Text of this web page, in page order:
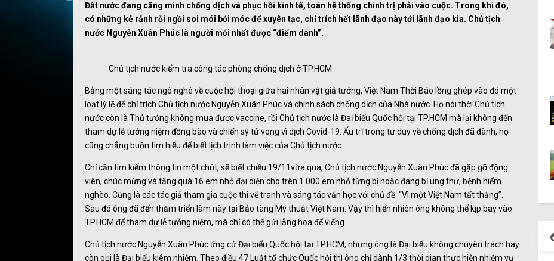
Đất nước đang căng mình chống dịch và phục hồi kinh tế, toàn hệ thống chính trị phải vào cuộc. Trong khi đó,
có những kẻ rảnh rỗi ngồi soi mói bới móc để xuyên tạc, chỉ trích hết lãnh đạo này tới lãnh đạo kia. Chủ tịch
nước Nguyễn Xuân Phúc là người mới nhất được “điểm danh”.
Chủ tịch nước kiểm tra công tác phòng chống dịch ở TP.HCM
Bằng một sáng tác ngô nghê về cuộc hội thoại giữa hai nhân vật giả tưởng, Việt Nam Thời Báo lồng ghép vào đó một
loạt lý lẽ để chỉ trích Chủ tịch nước Nguyễn Xuân Phúc và chính sách chống dịch của Nhà nước. Họ nói thời Chủ tịch
nước còn là Thủ tướng không mua được vaccine, rồi Chủ tịch nước là Đaị biểu Quốc hội tại TP.HCM mà lại không đến
tham dự lễ tưởng niệm đồng bào và chiến sỹ tử vong vì dịch Covid-19. Ấu trĩ trong tư duy về chống dịch đã đành, họ
cũng chẳng buồn tìm hiểu để biết lịch trình làm việc của Chủ tịch nước.
Chỉ cần tìm kiếm thông tin một chút, sẽ biết chiều 19/11vừa qua, Chủ tịch nước Nguyễn Xuân Phúc đã gặp gỡ động
viên, chúc mừng và tặng quà 16 em nhỏ đại diện cho trên 1.000 em nhỏ từng bị hoặc đang bị ung thư, bệnh hiểm
nghèo. Cũng là các tác giả tham gia cuộc thi vẽ tranh và sáng tác văn học với chủ đề: “Vì một Việt Nam tất thắng”.
Sau đó ông đã đến thăm triển lãm này tại Bảo tàng Mỹ thuật Việt Nam. Vậy thì hiển nhiên ông không thể kịp bay vào
TP.HCM để tham dự lễ tưởng niệm, mà chỉ có thể gửi lẵng hoa để viếng.
Chủ tịch nước Nguyễn Xuân Phúc ứng cử Đại biểu Quốc hội tại TP.HCM, nhưng ông là Đại biểu không chuyên trách hay
còn gọi là Đại biểu kiêm nhiệm. Theo điều 47 Luật tổ chức Quốc hội thì ông chỉ dành 1/3 thời gian thực hiện nhiệm vụ